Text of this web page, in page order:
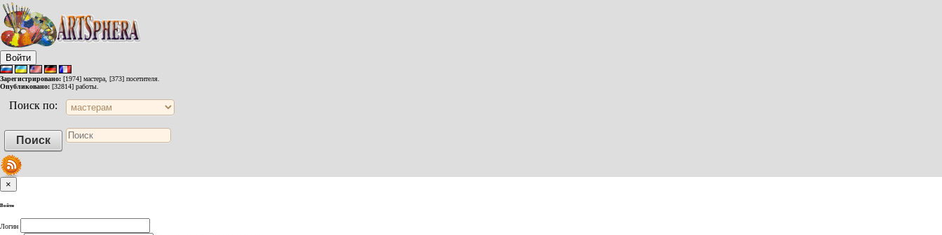
Войти
Зарегистрировано: [1974] мастера, [373] посетителя.
Опубликовано: [32814] работы.
Поиск по:
×
Войти
Логин